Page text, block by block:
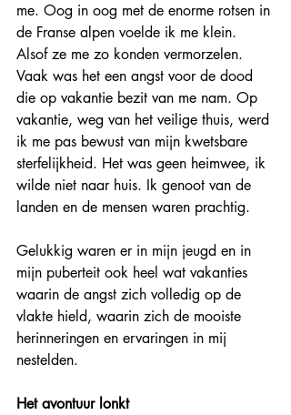
me. Oog in oog met de enorme rotsen in
de Franse alpen voelde ik me klein.
Alsof ze me zo konden vermorzelen.
Vaak was het een angst voor de dood
die op vakantie bezit van me nam. Op
vakantie, weg van het veilige thuis, werd
ik me pas bewust van mijn kwetsbare
sterfelijkheid. Het was geen heimwee, ik
wilde niet naar huis. Ik genoot van de
landen en de mensen waren prachtig.
Gelukkig waren er in mijn jeugd en in
mijn puberteit ook heel wat vakanties
waarin de angst zich volledig op de
vlakte hield, waarin zich de mooiste
herinneringen en ervaringen in mij
nestelden.
Het avontuur lonkt